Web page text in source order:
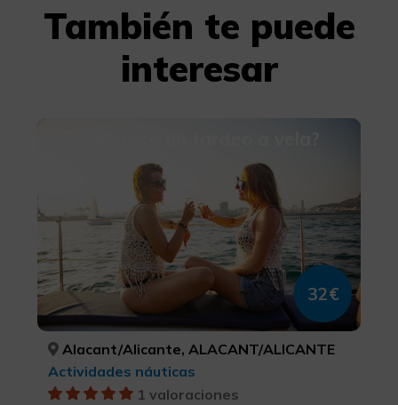
También te puede
interesar
32€
Alacant/Alicante, ALACANT/ALICANTE
Actividades náuticas
1 valoraciones